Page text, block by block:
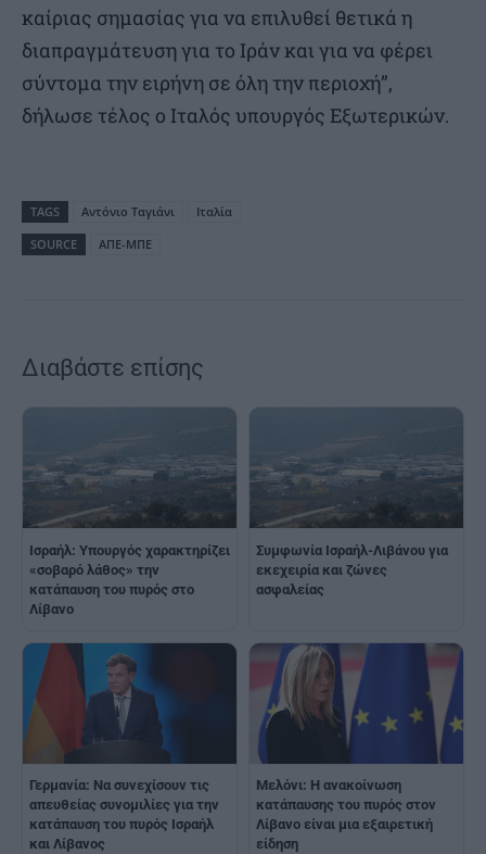
καίριας σημασίας για να επιλυθεί θετικά η
διαπραγμάτευση για το Ιράν και για να φέρει
σύντομα την ειρήνη σε όλη την περιοχή”,
δήλωσε τέλος ο Ιταλός υπουργός Εξωτερικών.
TAGS Αντόνιο Ταγιάνι
Ιταλία
SOURCE
ΑΠΕ-ΜΠΕ
Διαβάστε επίσης
Ισραήλ: Υπουργός χαρακτηρίζει
«σοβαρό λάθος» την
κατάπαυση του πυρός στο
Λίβανο
Συμφωνία Ισραήλ-Λιβάνου για
εκεχειρία και ζώνες
ασφαλείας
Γερμανία: Να συνεχίσουν τις
απευθείας συνομιλίες για την
κατάπαυση του πυρός Ισραήλ
και Λίβανος
Μελόνι: Η ανακοίνωση
κατάπαυσης του πυρός στον
Λίβανο είναι μια εξαιρετική
είδηση